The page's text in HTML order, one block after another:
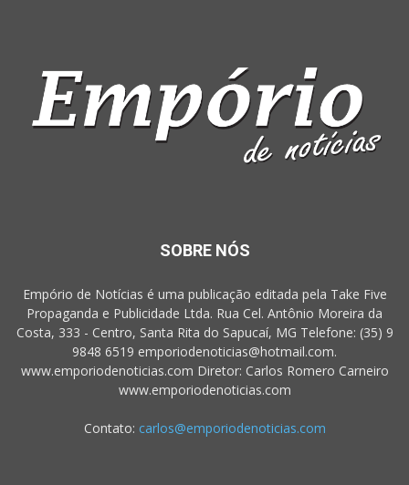
SOBRE NÓS
Empório de Notícias é uma publicação editada pela Take Five
Propaganda e Publicidade Ltda. Rua Cel. Antônio Moreira da
Costa, 333 - Centro, Santa Rita do Sapucaí, MG Telefone: (35) 9
9848 6519 emporiodenoticias@hotmail.com.
www.emporiodenoticias.com Diretor: Carlos Romero Carneiro
www.emporiodenoticias.com
Contato: carlos@emporiodenoticias.com